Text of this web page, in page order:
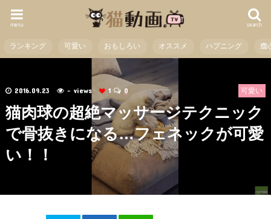
search
menu
ランキング 可愛い おもしろい オススメ ハプニング 癒
可愛い
2016.09.23 - views 1 0
猫肉球の超絶マッサージテクニック
で骨抜きになる…フェネックが可愛
い！！